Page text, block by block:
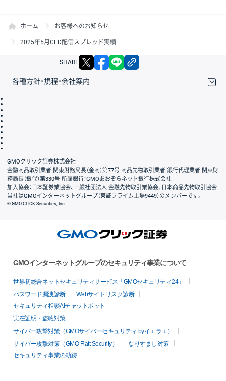
ホーム お客様へのお知らせ
2025年5月CFD配信スプレッド実績
SHARE X facebook
各種方針・規程・会社案内
会社案内
GMOクリック証券株式会社
金融商品取引業者 関東財務局長（金商）第77号 商品先物取引業者 銀行代理業者 関東財
務局長（銀代）第330号 所属銀行：GMOあおぞらネット銀行株式会社
加入協会：日本証券業協会、一般社団法人 金融先物取引業協会、日本商品先物取引協会
当社はGMOインターネットグループ（東証プライム上場9449）のメンバーです。
© GMO CLICK Securities, Inc.
GMOインターネットグループのセキュリティ事業について
世界初総合ネットセキュリティサービス「GMOセキュリティ24」
パスワード漏洩診断
Webサイトリスク診断
セキュリティ相談AIチャットボット
実在証明・盗聴対策
サイバー攻撃対策（GMOサイバーセキュリティ byイエラエ）
サイバー攻撃対策（GMO Flatt Security）
なりすまし対策
セキュリティ事業の軌跡